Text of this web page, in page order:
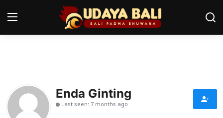
Pura
Desa Adat
Enda Ginting
Last seen: 7 months ago